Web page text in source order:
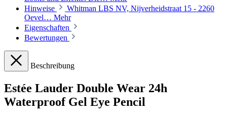
Hinweise
Whitman LBS NV, Nijverheidstraat 15 - 2260
Oevel… Mehr
Eigenschaften
Bewertungen
Beschreibung
Estée Lauder Double Wear 24h
Waterproof Gel Eye Pencil